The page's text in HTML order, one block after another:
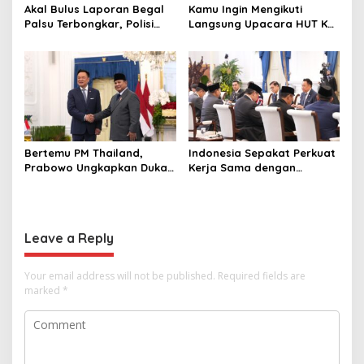
Akal Bulus Laporan Begal
Palsu Terbongkar, Polisi
Perusahaan untuk Crypto
Kamu Ingin Mengikuti
Langsung Upacara HUT Ke-
Istana? Ini Link
Pendaftaran Resminya di
Sini
Bertemu PM Thailand,
Prabowo Ungkapkan Duka
Indonesia Sepakat Perkuat
Kerja Sama dengan
Leave a Reply
Your email address will not be published. Required fields are
marked *